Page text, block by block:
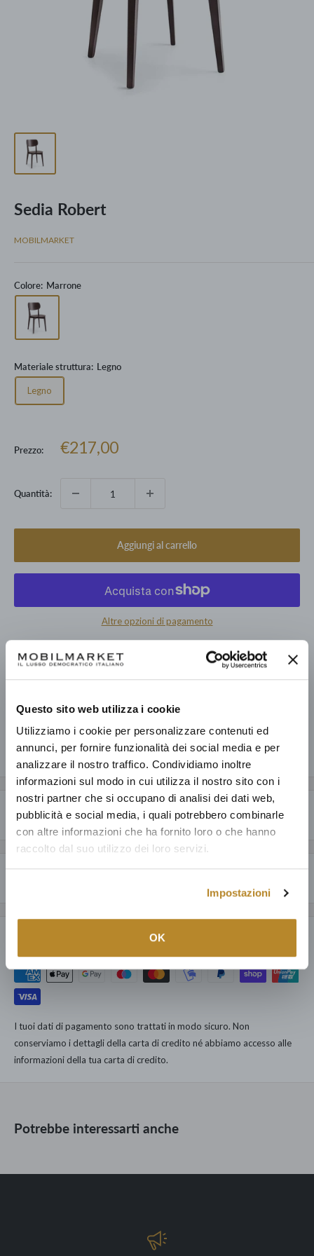
Questo sito web utilizza i cookie
Utilizziamo i cookie per personalizzare contenuti ed
annunci, per fornire funzionalità dei social media e per
analizzare il nostro traffico. Condividiamo inoltre
informazioni sul modo in cui utilizza il nostro sito con i
nostri partner che si occupano di analisi dei dati web,
pubblicità e social media, i quali potrebbero combinarle
con altre informazioni che ha fornito loro o che hanno
raccolto dal suo utilizzo dei loro servizi.
Impostazioni
OK
Sedia Robert
MOBILMARKET
Colore: Marrone
Materiale struttura: Legno
Legno
Prezzo:
Prezzo
€217,00
Quantità:
Aggiungi al carrello
Altre opzioni di pagamento
Prelevamento disponibile presso Mobilmarket - Magazzino Figline
Informazioni sul negozio
Condividi questo prodotto
Descrizione
CARATTERISTICHE GENERALI
Classica sedia in legno adatta ad ogni ambiente.
SPECIFICHE TECNICHE
Dimensioni: L 43,5 x P 52,5 x H 82 x HS 47
60% in meno a parità di qualità.
Prodotti italiani al 100%, oltre ad una selezione della migliore
produzione mondiale; tutto con la garanzia di 15 anni.
Puoi fidarti: dedichiamo ad ogni nostro cliente la cura e il servizio
dell'unica catena di Lusso Democratico Italiano.
167.000 clienti dal 1960 hanno arredato le loro case con noi.
I tuoi dati di pagamento sono trattati in modo sicuro. Non
conserviamo i dettagli della carta di credito né abbiamo accesso alle
informazioni della tua carta di credito.
Potrebbe interessarti anche